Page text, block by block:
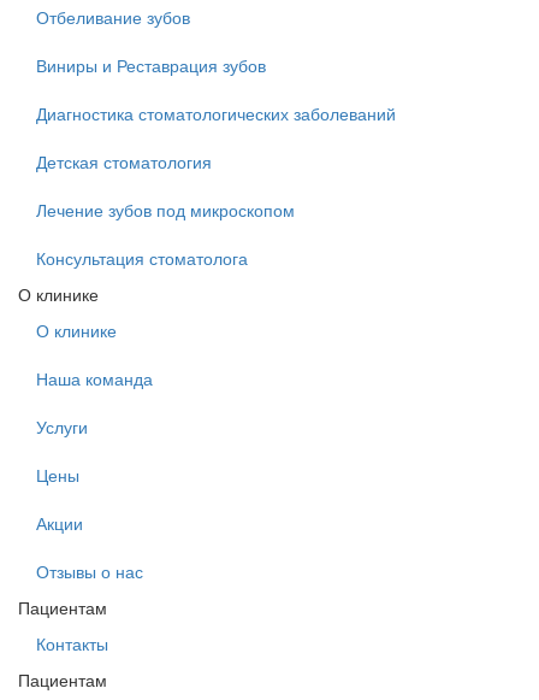
Отбеливание зубов
Виниры и Реставрация зубов
Диагностика стоматологических заболеваний
Детская стоматология
Лечение зубов под микроскопом
Консультация стоматолога
О клинике
О клинике
Наша команда
Услуги
Цены
Акции
Отзывы о нас
Пациентам
Контакты
Пациентам